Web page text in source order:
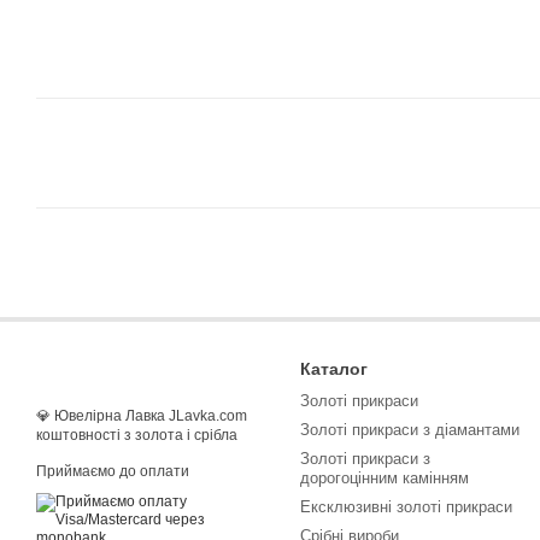
💎 Ювелірна Лавка JLavka.com
коштовності з золота і срібла
Приймаємо до оплати
Каталог
Золоті прикраси
Золоті прикраси з діамантами
Золоті прикраси з
дорогоцінним камінням
Ексклюзивні золоті прикраси
Срібні вироби